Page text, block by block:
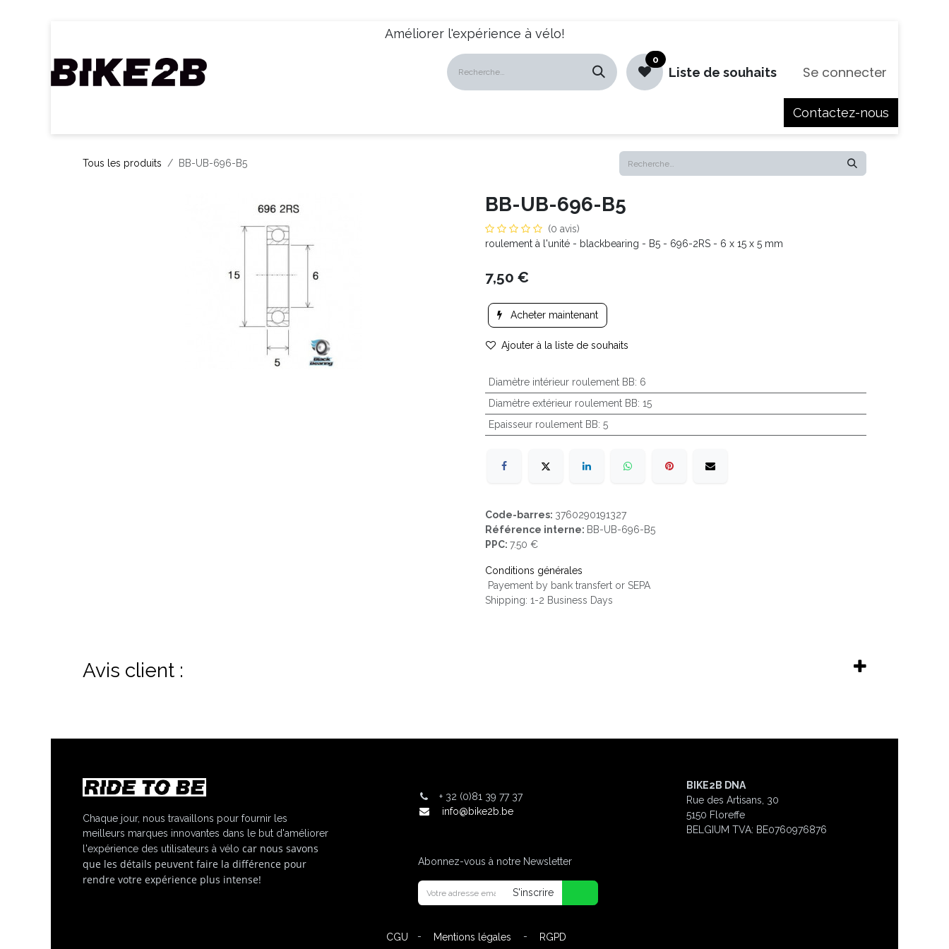
Améliorer l'expérience à vélo!
0
Liste de souhaits Se connecter
Contactez-nous
Tous les produits BB-UB-696-B5
BB-UB-696-B5
(0 avis)
roulement à l'unité - blackbearing - B5 - 696-2RS - 6 x 15 x 5 mm
7,50 €
Acheter maintenant
Ajouter à la liste de souhaits
Diamètre intérieur roulement BB: 6
Diamètre extérieur roulement BB: 15
Epaisseur roulement BB: 5
Code-barres: 3760290191327
Référence interne: BB-UB-696-B5
PPC: 7.50 €
Conditions générales
Payement by bank transfert or SEPA
Shipping: 1-2 Business Days
Avis client :
Chaque jour, nous travaillons pour fournir les
meilleurs marques innovantes dans le but d'améliorer
l'expérience des utilisateurs à vélo car nous savons
que les détails peuvent faire la différence pour
rendre votre expérience plus intense!
+ 32 (0)81 39 77 37
info@bike2b.be
Abonnez-vous à notre Newsletter
S'inscrire
BIKE2B DNA
Rue des Artisans, 30
5150 Floreffe
BELGIUM TVA: BE0760976876
CGU - Mentions légales - RGPD